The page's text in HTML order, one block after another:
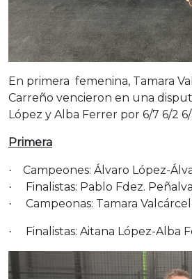
En primera femenina, Tamara
Carreño vencieron en una
López y Alba Ferrer por 6/7 6/2 6/
Primera
· Campeones: Álvaro López-
· Finalistas: Pablo Fdez.
· Campeonas: Tamara
· Finalistas: Aitana López-Alba